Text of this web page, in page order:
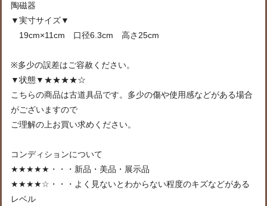
陶磁器
▼実寸サイズ▼
19cm×11cm 口径6.3cm 高さ25cm
※多少の誤差はご容赦ください。
▼状態▼★★★★☆
こちらの商品は古道具品です。多少の傷や使用感などがある場合
がございますので
ご理解の上お買い求めください。
コンディションについて
★★★★★・・・新品・美品・展示品
★★★★☆・・・よく見ないとわからない程度のキズなどがある
レベル